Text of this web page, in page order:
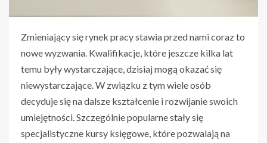
Zmieniający się rynek pracy stawia przed nami coraz to
nowe wyzwania. Kwalifikacje, które jeszcze kilka lat
temu były wystarczające, dzisiaj mogą okazać się
niewystarczające. W związku z tym wiele osób
decyduje się na dalsze kształcenie i rozwijanie swoich
umiejętności. Szczególnie popularne stały się
specjalistyczne kursy księgowe, które pozwalają na